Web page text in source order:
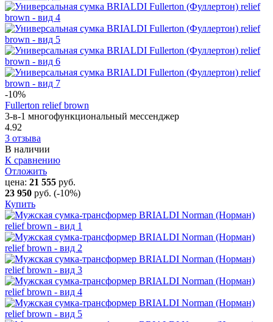
-10%
Fullerton relief brown
3-в-1 многофункциональный мессенджер
4.92
3 отзыва
В наличии
К сравнению
Отложить
цена: 21 555 руб.
23 950 руб. (-10%)
Купить